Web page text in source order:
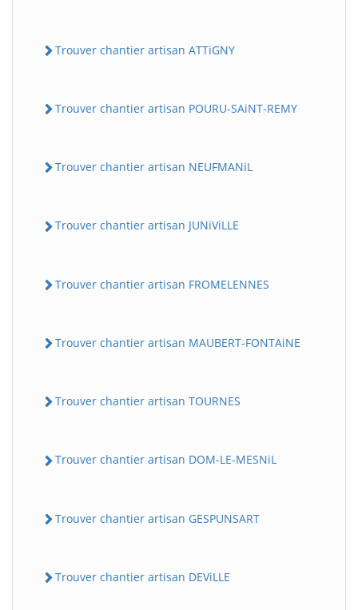
Trouver chantier artisan ATTiGNY
Trouver chantier artisan POURU-SAiNT-REMY
Trouver chantier artisan NEUFMANiL
Trouver chantier artisan JUNiViLLE
Trouver chantier artisan FROMELENNES
Trouver chantier artisan MAUBERT-FONTAiNE
Trouver chantier artisan TOURNES
Trouver chantier artisan DOM-LE-MESNiL
Trouver chantier artisan GESPUNSART
Trouver chantier artisan DEViLLE